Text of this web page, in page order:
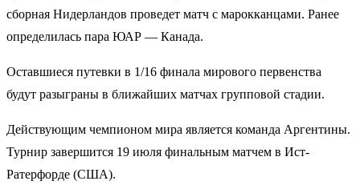
сборная Нидерландов проведет матч с марокканцами. Ранее
определилась пара ЮАР — Канада.
Оставшиеся путевки в 1/16 финала мирового первенства
будут разыграны в ближайших матчах групповой стадии.
Действующим чемпионом мира является команда Аргентины.
Турнир завершится 19 июля финальным матчем в Ист-
Ратерфорде (США).